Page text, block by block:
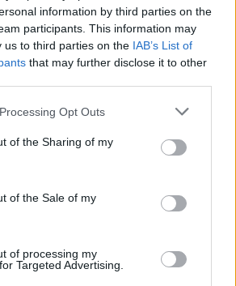
information by third parties on the
participants. This information may
us to third parties on the IAB’s List of
that may further disclose it to other
Opt Outs
of the Sharing of my
of the Sale of my
of processing my
Targeted Advertising.
soddisfazione morale e
guadagno. Molte possibilità
e favori. Amore: sotto
e Marte, donne e uomini
perseveranza, la serietà
nei giorni scorsi,
da un aspetto altamente
nel segno e Luna in Ariete,